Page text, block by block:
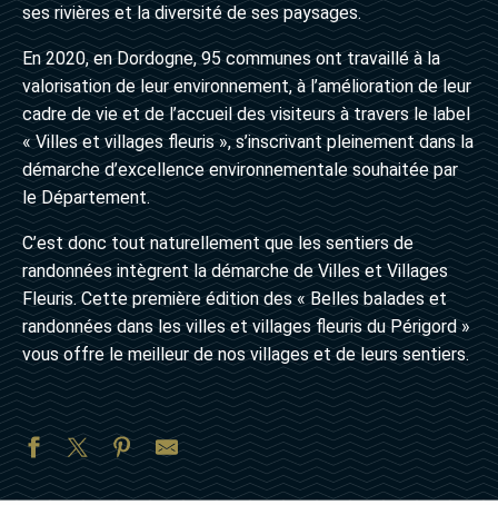
ses rivières et la diversité de ses paysages.
En 2020, en Dordogne, 95 communes ont travaillé à la
valorisation de leur environnement, à l’amélioration de leur
cadre de vie et de l’accueil des visiteurs à travers le label
« Villes et villages fleuris », s’inscrivant pleinement dans la
démarche d’excellence environnementale souhaitée par
le Département.
C’est donc tout naturellement que les sentiers de
randonnées intègrent la démarche de Villes et Villages
Fleuris. Cette première édition des « Belles balades et
randonnées dans les villes et villages fleuris du Périgord »
vous offre le meilleur de nos villages et de leurs sentiers.